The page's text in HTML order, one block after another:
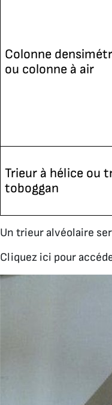
Colonne
ou colonne à air
Trieur à hélice ou
toboggan
Un trieur alvéolaire
Cliquez ici pour